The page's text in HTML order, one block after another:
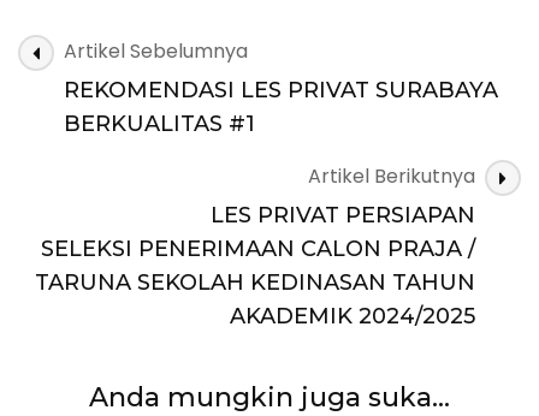
Navigasi
Artikel
Artikel Sebelumnya
REKOMENDASI LES PRIVAT SURABAYA
BERKUALITAS #1
Artikel Berikutnya
LES PRIVAT PERSIAPAN
SELEKSI PENERIMAAN CALON PRAJA /
TARUNA SEKOLAH KEDINASAN TAHUN
AKADEMIK 2024/2025
Anda mungkin juga suka...